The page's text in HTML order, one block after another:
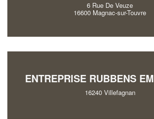
6 Rue De Veuze
16600 Magnac-sur-Touvre
ENTREPRISE RUBBENS
16240 Villefagnan